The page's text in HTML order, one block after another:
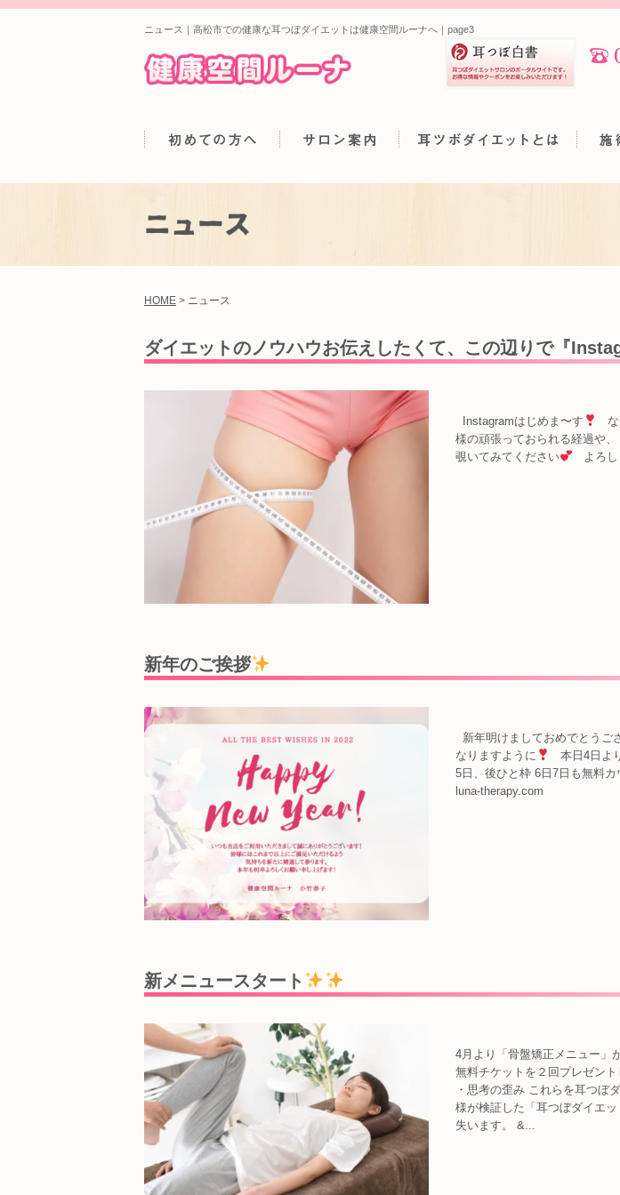
ニュース｜高松市での健康な耳つぼダイエットは健康空間ルーナへ｜page3
ニュース
HOME > ニュース
ダイエットのノウハウお伝えしたくて、この辺りで『
Instagramはじめま〜す
な
様の頑張っておられる経過や
覗いてみてください
よろ
新年のご挨拶
新年明けましておめでとうご
なりますように
本日4日よ
5日、後ひと枠 6日7日も無料
luna-therapy.com ⁡
新メニュースタート
4月より「骨盤矯正メニュー」
無料チケットを２回プレゼン
・思考の歪み これらを耳つぼ
様が検証した「耳つぼダイエ
失います。 &...